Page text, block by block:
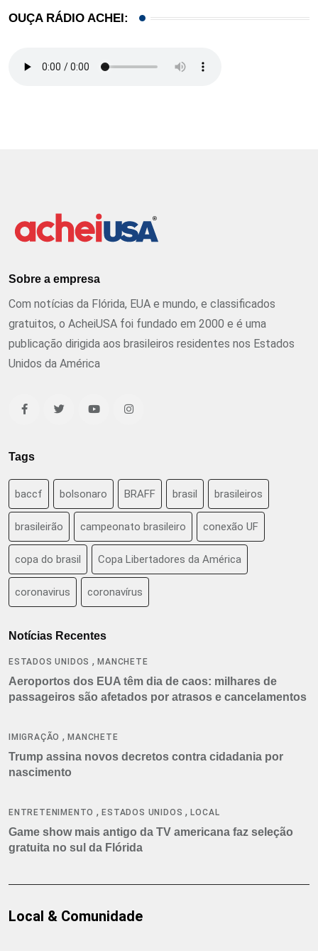
OUÇA RÁDIO ACHEI:
Sobre a empresa
Com notícias da Flórida, EUA e mundo, e classificados
gratuitos, o AcheiUSA foi fundado em 2000 e é uma
publicação dirigida aos brasileiros residentes nos Estados
Unidos da América
Tags
baccf bolsonaro BRAFF brasil brasileiros
brasileirão campeonato brasileiro conexão UF
copa do brasil Copa Libertadores da América
coronavirus coronavírus
Notícias Recentes
ESTADOS UNIDOS ,MANCHETE
Aeroportos dos EUA têm dia de caos: milhares de
passageiros são afetados por atrasos e cancelamentos
IMIGRAÇÃO ,MANCHETE
Trump assina novos decretos contra cidadania por
nascimento
ENTRETENIMENTO ,ESTADOS UNIDOS ,LOCAL
Game show mais antigo da TV americana faz seleção
gratuita no sul da Flórida
Local & Comunidade